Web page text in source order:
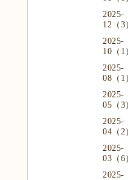
2025-
12（3）
2025-
10（1）
2025-
08（1）
2025-
05（3）
2025-
04（2）
2025-
03（6）
2025-